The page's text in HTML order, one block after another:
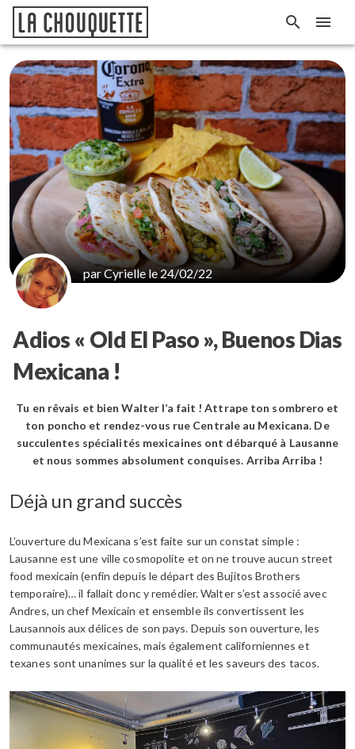
par Cyrielle le 24/02/22
Adios « Old El Paso », Buenos Dias
Mexicana !
Tu en rêvais et bien Walter l’a fait ! Attrape ton sombrero et
ton poncho et rendez-vous rue Centrale au Mexicana. De
succulentes spécialités mexicaines ont débarqué à Lausanne
et nous sommes absolument conquises. Arriba Arriba !
Déjà un grand succès
L’ouverture du Mexicana s’est faite sur un constat simple :
Lausanne est une ville cosmopolite et on ne trouve aucun street
food mexicain (enfin depuis le départ des Bujitos Brothers
temporaire)… il fallait donc y remédier. Walter s’est associé avec
Andres, un chef Mexicain et ensemble ils convertissent les
Lausannois aux délices de son pays. Depuis son ouverture, les
communautés mexicaines, mais également californiennes et
texanes sont unanimes sur la qualité et les saveurs des tacos.